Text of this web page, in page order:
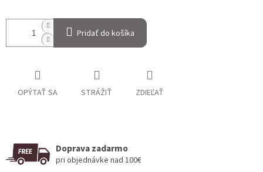
Pridať do košíka
OPÝTAŤ SA STRÁŽIŤ ZDIEĽAŤ
Doprava zadarmo
pri objednávke nad 100€